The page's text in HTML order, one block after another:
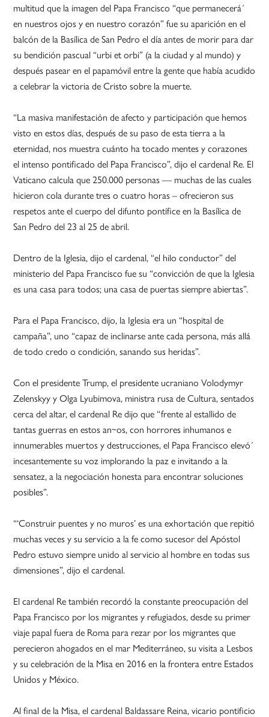
multitud que la imagen del Papa Francisco “que permanecerá´
en nuestros ojos y en nuestro corazón” fue su aparición en el
balcón de la Basílica de San Pedro el día antes de morir para dar
su bendición pascual “urbi et orbi” (a la ciudad y al mundo) y
después pasear en el papamóvil entre la gente que había acudido
a celebrar la victoria de Cristo sobre la muerte.
“La masiva manifestación de afecto y participación que hemos
visto en estos días, después de su paso de esta tierra a la
eternidad, nos muestra cuánto ha tocado mentes y corazones
el intenso pontificado del Papa Francisco”, dijo el cardenal Re. El
Vaticano calcula que 250.000 personas — muchas de las cuales
hicieron cola durante tres o cuatro horas – ofrecieron sus
respetos ante el cuerpo del difunto pontífice en la Basílica de
San Pedro del 23 al 25 de abril.
Dentro de la Iglesia, dijo el cardenal, “el hilo conductor” del
ministerio del Papa Francisco fue su “convicción de que la Iglesia
es una casa para todos; una casa de puertas siempre abiertas”.
Para el Papa Francisco, dijo, la Iglesia era un “hospital de
campaña”, uno “capaz de inclinarse ante cada persona, más allá
de todo credo o condición, sanando sus heridas”.
Con el presidente Trump, el presidente ucraniano Volodymyr
Zelenskyy y Olga Lyubimova, ministra rusa de Cultura, sentados
cerca del altar, el cardenal Re dijo que “frente al estallido de
tantas guerras en estos an~os, con horrores inhumanos e
innumerables muertos y destrucciones, el Papa Francisco elevó´
incesantemente su voz implorando la paz e invitando a la
sensatez, a la negociación honesta para encontrar soluciones
posibles”.
“‘Construir puentes y no muros’ es una exhortación que repitió
muchas veces y su servicio a la fe como sucesor del Apóstol
Pedro estuvo siempre unido al servicio al hombre en todas sus
dimensiones”, dijo el cardenal.
El cardenal Re también recordó la constante preocupación del
Papa Francisco por los migrantes y refugiados, desde su primer
viaje papal fuera de Roma para rezar por los migrantes que
perecieron ahogados en el mar Mediterráneo, su visita a Lesbos
y su celebración de la Misa en 2016 en la frontera entre Estados
Unidos y México.
Al final de la Misa, el cardenal Baldassare Reina, vicario pontificio